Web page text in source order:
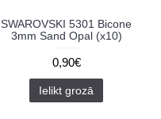
SWAROVSKI 5301 Bicone
3mm Sand Opal (x10)
0,90€
Ielikt grozā